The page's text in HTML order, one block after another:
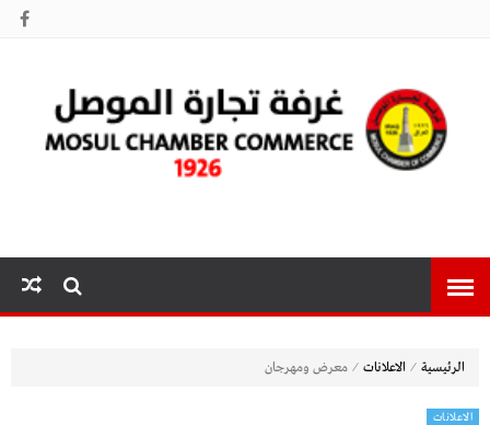
الموصل
الرئيسية ⁄ الاعلانات ⁄ معرض ومهرجان
الاعلانات